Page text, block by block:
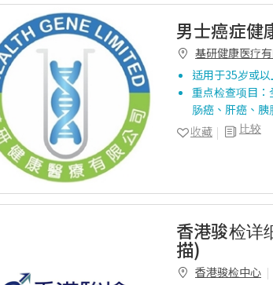
男士癌症健
基研健康医疗
适用于35岁或
重点检查项目：
肠癌、肝癌、
比较
收藏
香港骏检详
描)
香港骏检中心